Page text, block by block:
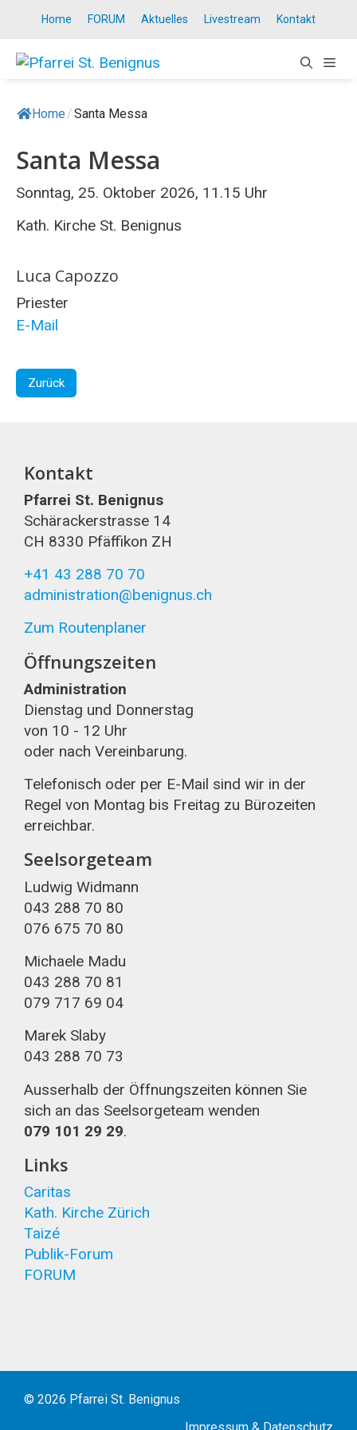
Inhalt
Home FORUM Aktuelles Livestream Kontakt
Home /Santa Messa
Santa Messa
Sonntag, 25. Oktober 2026, 11.15 Uhr
Kath. Kirche St. Benignus
Luca Capozzo
Priester
E-Mail
Zurück
Kontakt
Pfarrei St. Benignus
Schärackerstrasse 14
CH 8330 Pfäffikon ZH
+41 43 288 70 70
administration@benignus.ch
Zum Routenplaner
Öffnungszeiten
Administration
Dienstag und Donnerstag
von 10 - 12 Uhr
oder nach Vereinbarung.
Telefonisch oder per E-Mail sind wir in der
Regel von Montag bis Freitag zu Bürozeiten
erreichbar.
Seelsorgeteam
Ludwig Widmann
043 288 70 80
076 675 70 80
Michaele Madu
043 288 70 81
079 717 69 04
Marek Slaby
043 288 70 73
Ausserhalb der Öffnungszeiten können Sie
sich an das Seelsorgeteam wenden
079 101 29 29.
Links
Caritas
Kath. Kirche Zürich
Taizé
Publik-Forum
FORUM
© 2026 Pfarrei St. Benignus